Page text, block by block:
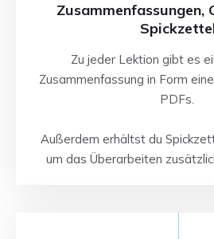
Zusammenfassungen,
Zu jeder Lektion gibt es
Zusammenfassung in Form
PDFs.
Außerdem erhältst du
um das Überarbeiten